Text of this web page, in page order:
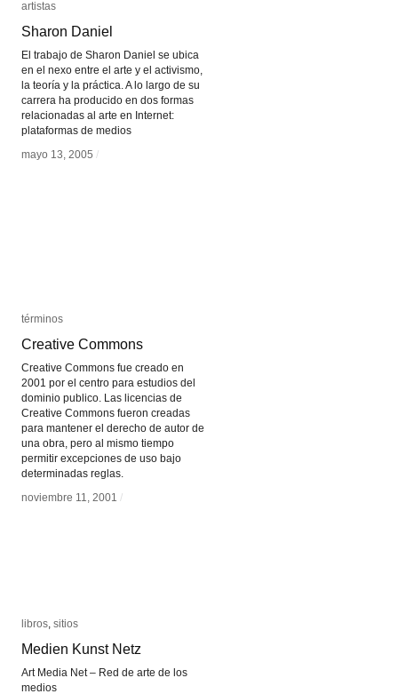
artistas
Sharon Daniel
El trabajo de Sharon Daniel se ubica
en el nexo entre el arte y el activismo,
la teoría y la práctica. A lo largo de su
carrera ha producido en dos formas
relacionadas al arte en Internet:
plataformas de medios
mayo 13, 2005 /
artistas
Sharon Daniel
mayo 13, 2005 /
términos
Creative Commons
Creative Commons fue creado en
2001 por el centro para estudios del
dominio publico. Las licencias de
Creative Commons fueron creadas
para mantener el derecho de autor de
una obra, pero al mismo tiempo
permitir excepciones de uso bajo
determinadas reglas.
noviembre 11, 2001 /
términos
Creative Commons
noviembre 11, 2001 /
libros sitios
Medien Kunst Netz
Art Media Net – Red de arte de los
medios
libros sitios
Medien Kunst Netz